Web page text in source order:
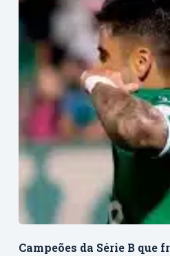
Campeões da Série B que